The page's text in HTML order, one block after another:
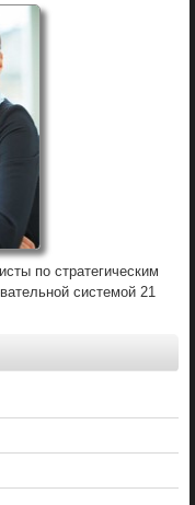
по стратегическим
системой 21